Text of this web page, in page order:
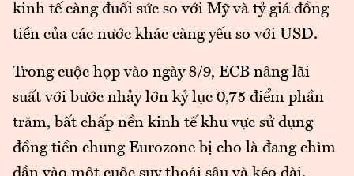
kinh tế càng đuối sức so với Mỹ và tỷ giá đồng
tiền của các nước khác càng yếu so với USD.
Trong cuộc họp vào ngày 8/9, ECB nâng lãi
suất với bước nhảy lớn kỷ lục 0,75 điểm phần
trăm, bất chấp nền kinh tế khu vực sử dụng
đồng tiền chung Eurozone bị cho là đang chìm